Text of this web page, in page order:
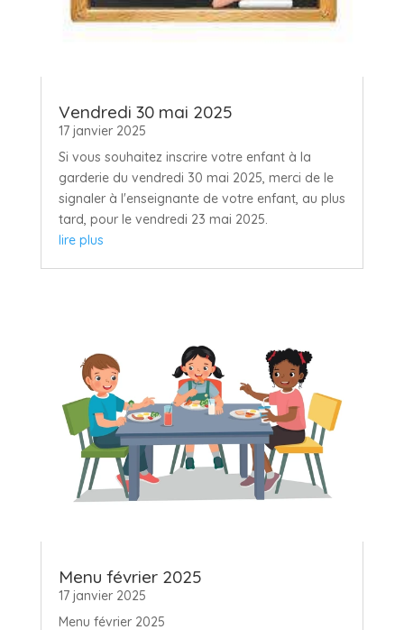
Vendredi 30 mai 2025
17 janvier 2025
Si vous souhaitez inscrire votre enfant à la
garderie du vendredi 30 mai 2025, merci de le
signaler à l'enseignante de votre enfant, au plus
tard, pour le vendredi 23 mai 2025.
lire plus
Menu février 2025
17 janvier 2025
Menu février 2025